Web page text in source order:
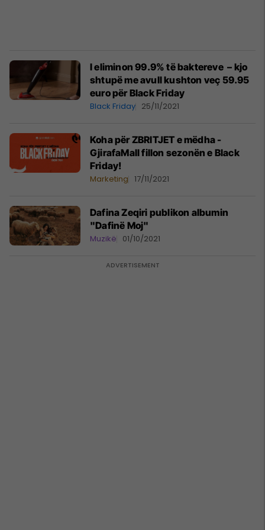
I eliminon 99.9% të baktereve – kjo
shtupë me avull kushton veç 59.95
euro për Black Friday
Black Friday 25/11/2021
Koha për ZBRITJET e mëdha -
GjirafaMall fillon sezonën e Black
Friday!
Marketing 17/11/2021
Dafina Zeqiri publikon albumin
"Dafinë Moj"
Muzikë 01/10/2021